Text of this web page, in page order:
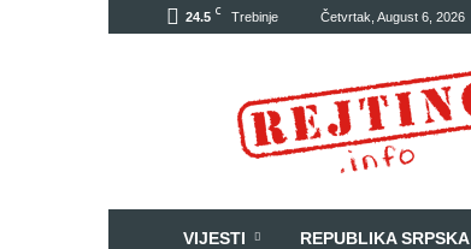
24.5 C Trebinje Četvrtak, August 6, 2026
VIJESTI REPUBLIKA SRPSKA